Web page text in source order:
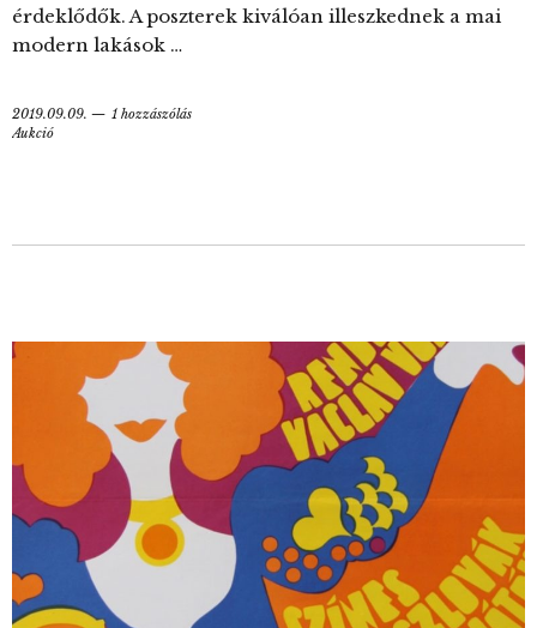
érdeklődők. A poszterek kiválóan illeszkednek a mai
modern lakások …
2019.09.09.
1 hozzászólás
Aukció